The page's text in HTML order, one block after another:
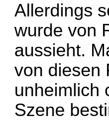
Allerdings
wurde von
aussieht.
von diesen
unheimlich
Szene